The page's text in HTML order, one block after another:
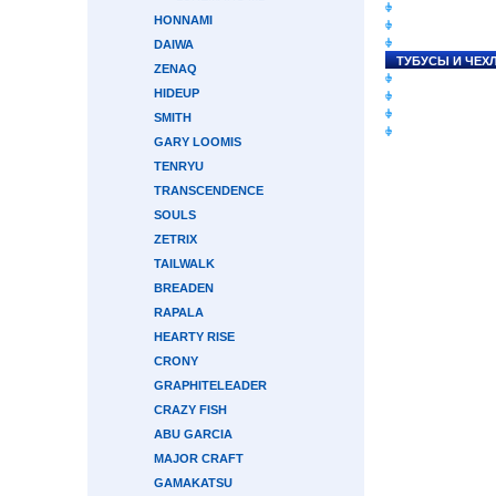
HONNAMI
DAIWA
ZENAQ
HIDEUP
SMITH
GARY LOOMIS
TENRYU
TRANSCENDENCE
SOULS
ZETRIX
TAILWALK
BREADEN
RAPALA
HEARTY RISE
CRONY
GRAPHITELEADER
CRAZY FISH
ABU GARCIA
MAJOR CRAFT
GAMAKATSU
ТУБУСЫ И